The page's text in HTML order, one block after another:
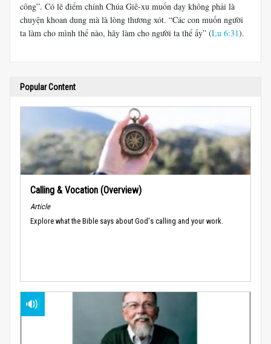
công”. Có lẽ điểm chính Chúa Giê-xu muốn dạy không phải là
chuyện khoan dung mà là lòng thương xót. “Các con muốn người
ta làm cho mình thể nào, hãy làm cho người ta thể ấy” (Lu 6:31).
Popular Content
Calling & Vocation (Overview)
Article
Explore what the Bible says about God's calling and your work.